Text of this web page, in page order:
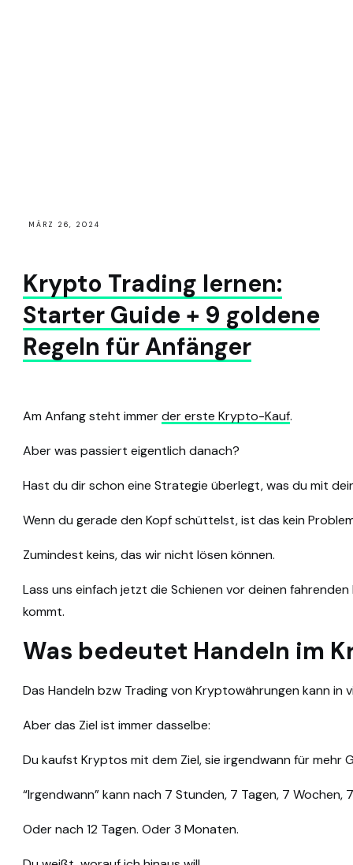
MÄRZ 26, 2024
Krypto Trading lernen:
Starter Guide + 9 goldene
Regeln für Anfänger
Am Anfang steht immerder erste Krypto-Kauf.
Aber was passiert eigentlich danach?
Hast du dir schon eine Strategie überlegt, was du mit
Wenn du gerade den Kopf schüttelst, ist das kein
Zumindest keins, das wir nicht lösen können.
Lass uns einfach jetzt die Schienen vor deinen
kommt.
Was bedeutet Handeln im
Das Handeln bzw Trading von Kryptowährungen kann in
Aber das Ziel ist immer dasselbe:
Du kaufst Kryptos mit dem Ziel, sie irgendwann für mehr
“Irgendwann” kann nach 7 Stunden, 7 Tagen, 7
Oder nach 12 Tagen. Oder 3 Monaten.